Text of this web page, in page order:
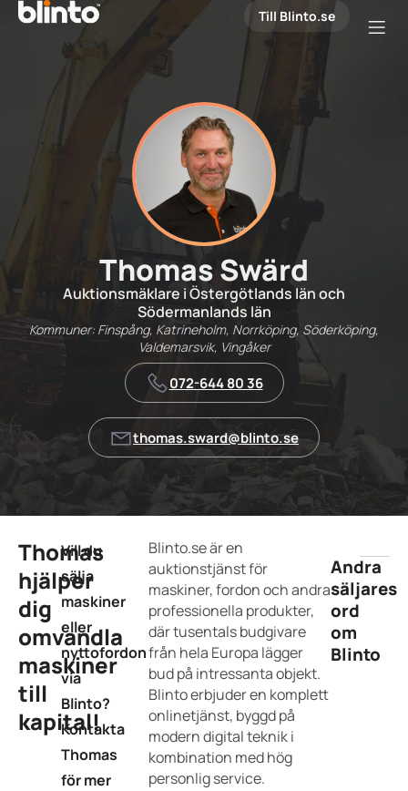
Till Blinto.se
Thomas Swärd
Auktionsmäklare i Östergötlands län och
Södermanlands län
Kommuner: Finspång, Katrineholm, Norrköping, Söderköping,
Valdemarsvik, Vingåker
072-644 80 36
thomas.sward@blinto.se
Thomas
hjälper
dig
omvandla
maskiner
till
kapital!
Vill du
sälja
maskiner
eller
nyttofordon
via
Blinto?
Kontakta
Thomas
för mer
Blinto.se är en
auktionstjänst för
maskiner, fordon och andra
professionella produkter,
där tusentals budgivare
från hela Europa lägger
bud på intressanta objekt.
Blinto erbjuder en komplett
onlinetjänst, byggd på
modern digital teknik i
kombination med hög
personlig service.
Andra
säljares
ord
om
Blinto